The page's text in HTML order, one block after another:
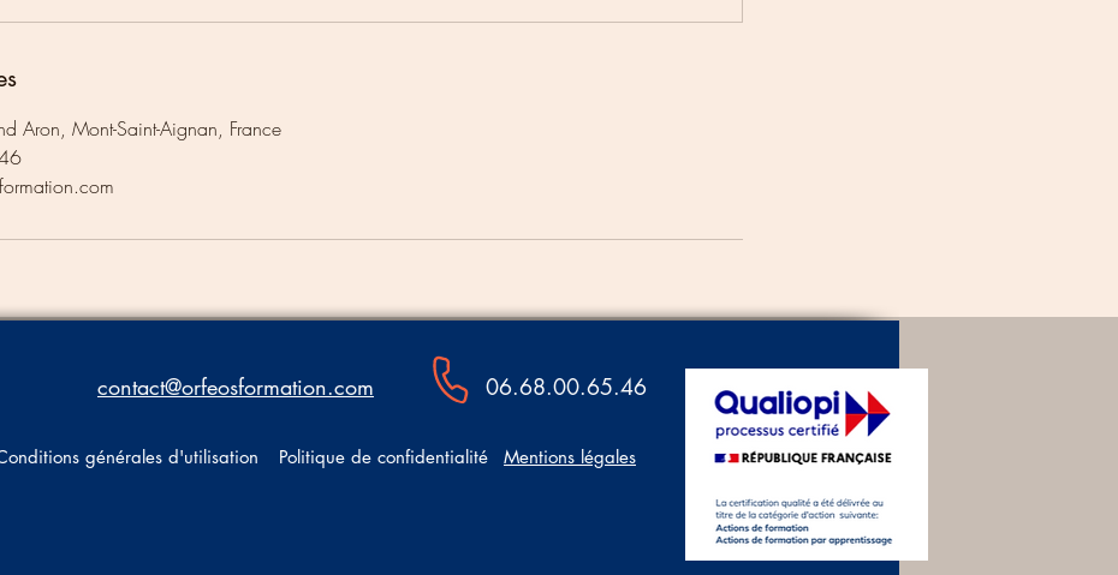
Aron, Mont-Saint-Aignan, France
contact@orfeosformation.com 06.68.00.65.46
générales d'utilisation Politique de confidentialité Mentions légales